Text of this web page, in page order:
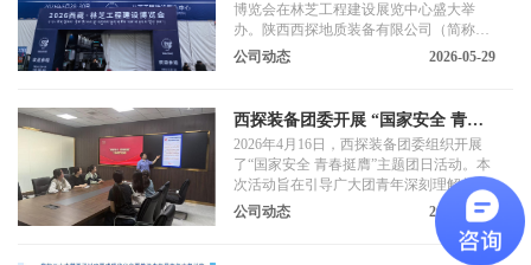
博览会在林芝工程建设展览中心盛大举
办。陕西西探地质装备有限公司（简称
“西探装备”）携高原定制化地质装备与数
质量发展。
公司动态 2026-05-29
西探装备团委开展 “国家安全 青春
挺膺”主题团日活动
2026年4月16日，西探装备团委组织开展
了“国家安全 青春挺膺”主题团日活动。本
次活动旨在引导广大团青年深刻理解总体
国家安全观的核心要义，增强国家安全意
公司动态 2026-04-17